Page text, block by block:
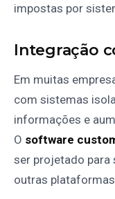
impostas por
Integração
Em muitas
com sistemas
informações e
O software
ser projetado para
outras